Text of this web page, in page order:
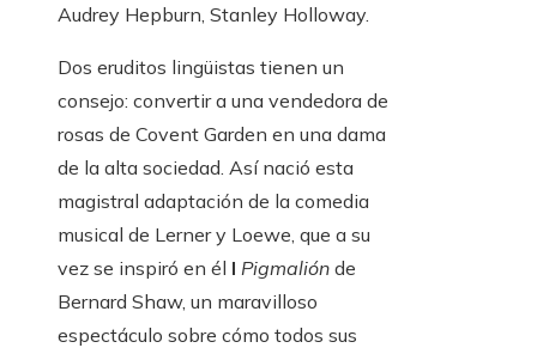
Audrey Hepburn, Stanley Holloway.
Dos eruditos lingüistas tienen un
consejo: convertir a una vendedora de
rosas de Covent Garden en una dama
de la alta sociedad. Así nació esta
magistral adaptación de la comedia
musical de Lerner y Loewe, que a su
vez se inspiró en él l Pigmalión de
Bernard Shaw, un maravilloso
espectáculo sobre cómo todos sus